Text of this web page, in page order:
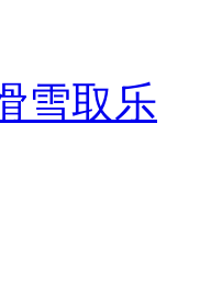
雪取乐